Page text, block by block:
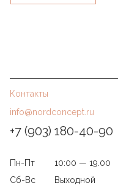
Контакты
info@nordconcept.ru
+7 (903) 180-40-90
Пн-Пт
10:00 — 19.00
Сб-Вс
Выходной